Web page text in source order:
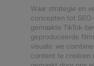
Waar strategie en
concepten tot
gemaakte TikTok-
geproduceerde
visuals: we
content te creëren